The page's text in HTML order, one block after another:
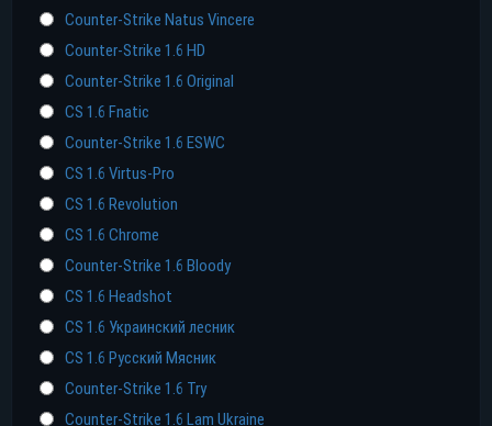
Counter-Strike Natus Vincere
Counter-Strike 1.6 HD
Counter-Strike 1.6 Original
CS 1.6 Fnatic
Counter-Strike 1.6 ESWC
CS 1.6 Virtus-Pro
CS 1.6 Revolution
CS 1.6 Chrome
Counter-Strike 1.6 Bloody
CS 1.6 Headshot
CS 1.6 Украинский лесник
CS 1.6 Русский Мясник
Counter-Strike 1.6 Try
Counter-Strike 1.6 Lam Ukraine